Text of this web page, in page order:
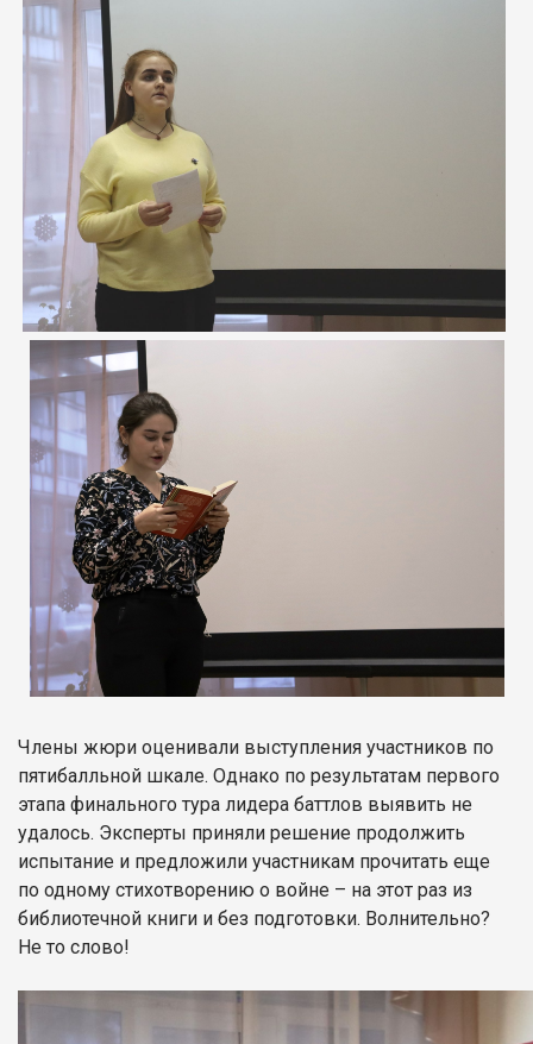
Члены жюри оценивали выступления участников по
пятибалльной шкале. Однако по результатам первого
этапа финального тура лидера баттлов выявить не
удалось. Эксперты приняли решение продолжить
испытание и предложили участникам прочитать еще
по одному стихотворению о войне – на этот раз из
библиотечной книги и без подготовки. Волнительно?
Не то слово!